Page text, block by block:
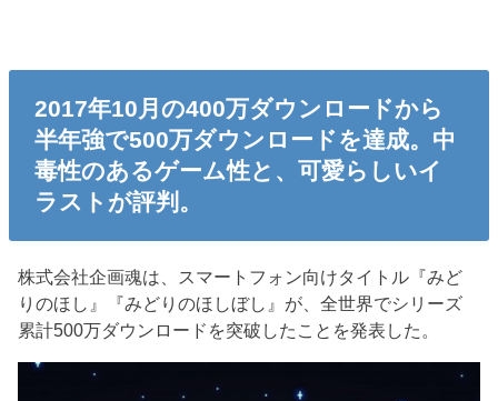
2017年10月の400万ダウンロードから
半年強で500万ダウンロードを達成。中
毒性のあるゲーム性と、可愛らしいイ
ラストが評判。
株式会社企画魂は、スマートフォン向けタイトル『みど
りのほし』『みどりのほしぼし』が、全世界でシリーズ
累計500万ダウンロードを突破したことを発表した。